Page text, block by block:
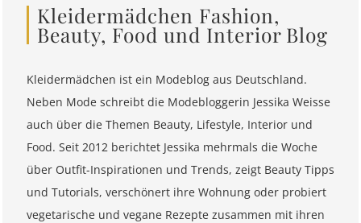
Kleidermädchen Fashion,
Beauty, Food und Interior Blog
Kleidermädchen ist ein Modeblog aus Deutschland.
Neben Mode schreibt die Modebloggerin Jessika Weisse
auch über die Themen Beauty, Lifestyle, Interior und
Food. Seit 2012 berichtet Jessika mehrmals die Woche
über Outfit-Inspirationen und Trends, zeigt Beauty Tipps
und Tutorials, verschönert ihre Wohnung oder probiert
vegetarische und vegane Rezepte zusammen mit ihren